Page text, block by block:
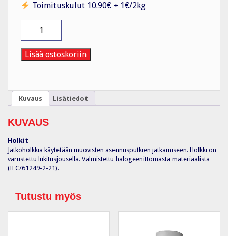
Toimituskulut 10.90€ + 1€/2kg
muovi
AJ32,
Ø
32
määrä
Lisää ostoskoriin
Kuvaus Lisätiedot
KUVAUS
Holkit
Jatkoholkkia käytetään muovisten asennusputkien jatkamiseen. Holkki on
varustettu lukitusjousella. Valmistettu halogeenittomasta materiaalista
(IEC/61249-2-21).
Tutustu myös